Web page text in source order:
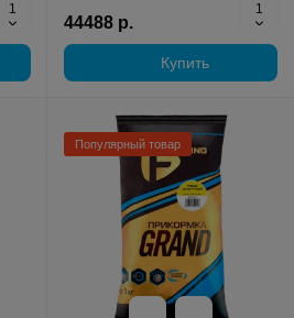
44488 р.
Купить
Популярный товар